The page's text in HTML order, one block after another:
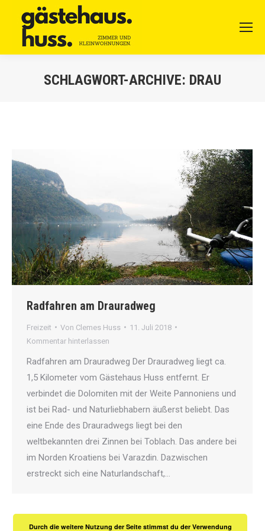
SCHLAGWORT-ARCHIVE: DRAU
Radfahren am Drauradweg
Freizeit Von Clemes Huss
11. Juli 2018
Kommentar hinterlassen
Radfahren am Drauradweg Der Drauradweg liegt ca.
1,5 Kilometer vom Gästehaus Huss entfernt. Er
verbindet die Dolomiten mit der Weite Pannoniens und
ist bei Rad- und Naturliebhabern äußerst beliebt. Das
eine Ende des Drauradwegs liegt bei den
weltbekannten drei Zinnen bei Toblach. Das andere bei
im Norden Kroatiens bei Varazdin. Dazwischen
erstreckt sich eine Naturlandschaft,…
Durch die weitere Nutzung der Seite stimmst du der Verwendung